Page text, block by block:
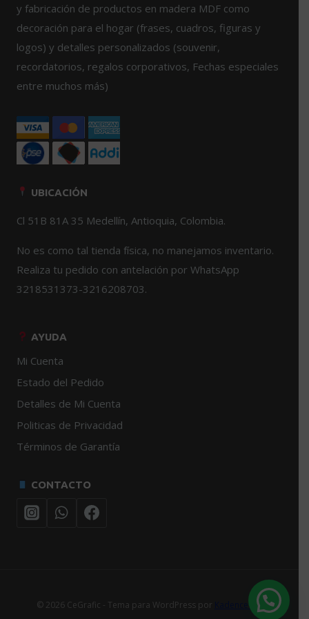
elegir
en
la
página
de
en
la
página
de
y fabricación de productos en madera MDF como
decoración para el hogar (frases, cuadros, figuras y
logos) y detalles personalizados (souvenir,
recordatorios, regalos corporativos, Fechas especiales
entre muchos más)
UBICACIÓN
Cl 51B 81A 35 Medellín, Antioquia, Colombia.
No es como tal tienda física, no manejamos inventario.
Realiza tu pedido con antelación por WhatsApp
3218531373-3216208703.
AYUDA
Mi Cuenta
Estado del Pedido
Detalles de Mi Cuenta
Politicas de Privacidad
Términos de Garantía
CONTACTO
© 2026 CeGrafic - Tema para WordPress por Kadence WP